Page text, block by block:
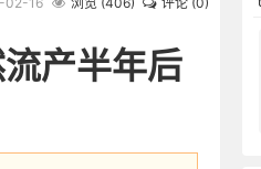
产半年后